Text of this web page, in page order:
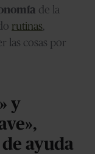
de la
rutinas,
las cosas por
y
ayuda